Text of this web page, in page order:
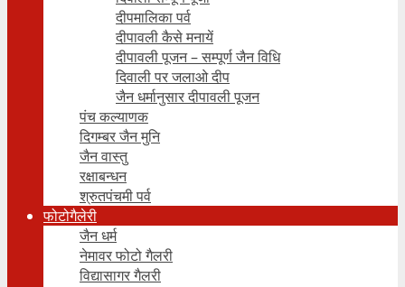
दीपमालिका पर्व
दीपावली कैसे मनायें
दीपावली पूजन – सम्पूर्ण जैन विधि
दिवाली पर जलाओ दीप
जैन धर्मानुसार दीपावली पूजन
पंच कल्याणक
दिगम्बर जैन मुनि
जैन वास्तु
रक्षाबन्धन
श्रुतपंचमी पर्व
फोटोगैलेरी
जैन धर्म
नेमावर फोटो गैलरी
विद्यासागर गैलरी